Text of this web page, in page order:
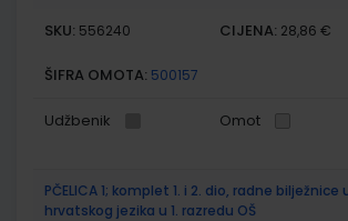
SKU: 556240 CIJENA: 28,86 €
ŠIFRA OMOTA: 500157
Udžbenik Omot
PČELICA 1; komplet 1. i 2. dio, radne
hrvatskog jezika u 1. razredu OŠ